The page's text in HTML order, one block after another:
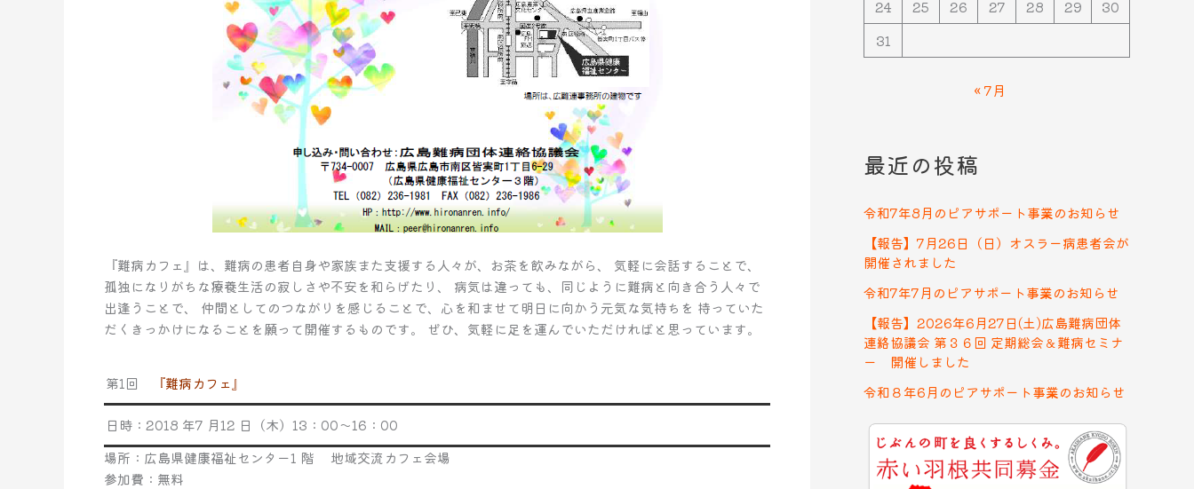
『難病カフェ』は、難病の患者自身や家族また支援する人々が、お茶を飲みながら、 気軽に会話することで、
孤独になりがちな療養生活の寂しさや不安を和らげたり、 病気は違っても、同じように難病と向き合う人々で
出逢うことで、 仲間としてのつながりを感じることで、心を和ませて明日に向かう元気な気持ちを 持っていた
だくきっかけになることを願って開催するものです。 ぜひ、気軽に足を運んでいただければと思っています。
第1回 『難病カフェ』
日時：2018 年7 月12 日（木）13：00～16：00
場所：広島県健康福祉センター1 階 地域交流カフェ会場
参加費：無料
24
25 26 27 28 29
30
31
« 7月
最近の投稿
令和7年8月のピアサポート事業のお知らせ
【報告】7月26日（日）オスラー病患者会が
開催されました
令和7年7月のピアサポート事業のお知らせ
【報告】2026年6月27日(土)広島難病団体
連絡協議会 第３６回 定期総会＆難病セミナ
ー 開催しました
令和８年6月のピアサポート事業のお知らせ